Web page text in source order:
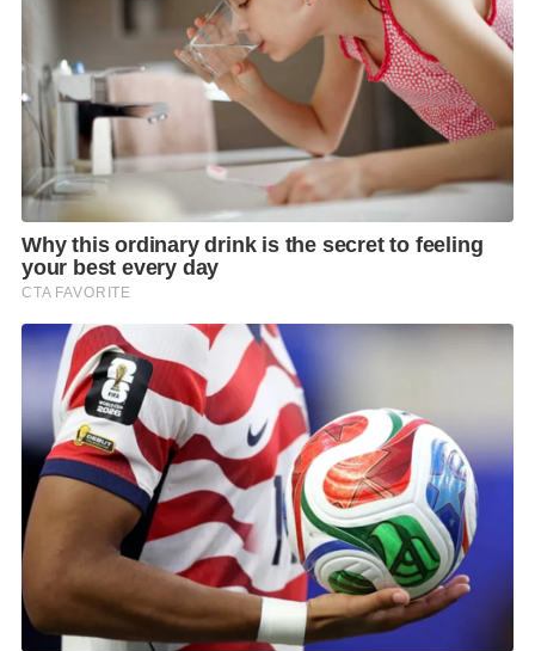
แทรกซ้อนในอนาคตได้
วิธีป้องกันการติดเชื้อ
ล้างมือให้สะอาดก่อนรับประทานอาหารและหลังเข้า
ห้องน้ำ
รับประทานอาหารที่ปรุงสุกและสะอาด
ดื่มน้ำสะอาดที่ได้มาตรฐาน
ดูแลสุขอนามัยส่วนบุคคลอย่างสม่ำเสมอ
หลีกเลี่ยงพฤติกรรมที่อาจเพิ่มความเสี่ยงต่อการรับเชื้อ
H. Pylori กับมะเร็งกระเพาะอาหารเป็นประเด็นที่ควรให้
ความสำคัญ เนื่องจากแบคทีเรียชนิดนี้สามารถก่อให้เกิด
การอักเสบเรื้อรังในกระเพาะอาหาร และอาจนำไปสู่
ภาวะแทรกซ้อนหลายประการ ตั้งแต่โรคกระเพาะอาหาร
อักเสบ แผลในกระเพาะอาหาร เลือดออกในทางเดิน
อาหาร ไปจนถึงมะเร็งกระเพาะอาหารในบางราย แม้ว่าผู้
ที่มีเชื้อจำนวนมากอาจไม่มีอาการชัดเจนในระยะแรก แต่
การตรวจวินิจฉัยและรักษาอย่างเหมาะสมตั้งแต่ระยะเริ่ม
ต้นมีส่วนสำคัญในการลดความเสี่ยงของภาวะแทรกซ้อน
และดูแลสุขภาพ.